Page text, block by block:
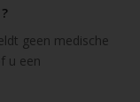
geen medische
u een